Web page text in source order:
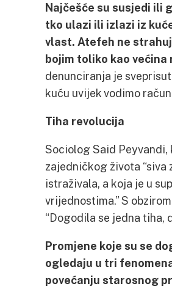
Najčešće su susjedi ili
tko ulazi ili izlazi iz
vlast. Atefeh ne
bojim toliko kao
denunciranja je
kuću uvijek vodimo
Tiha revolucija
Sociolog Said Peyvandi,
zajedničkog života “siva
istraživala, a koja je u
vrijednostima.” S
“Dogodila se jedna tiha,
Promjene koje su se
ogledaju u tri
povećanju starosnog